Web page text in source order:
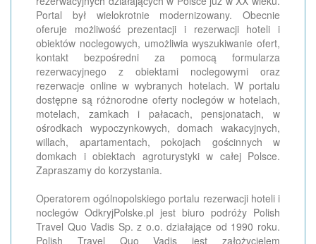
Portal był wielokrotnie modernizowany. Obecnie
oferuje możliwość prezentacji i rezerwacji hoteli i
obiektów noclegowych, umożliwia wyszukiwanie ofert,
kontakt bezpośredni za pomocą formularza
rezerwacyjnego z obiektami noclegowymi oraz
rezerwacje online w wybranych hotelach. W portalu
dostępne są różnorodne oferty noclegów w hotelach,
motelach, zamkach i pałacach, pensjonatach, w
ośrodkach wypoczynkowych, domach wakacyjnych,
willach, apartamentach, pokojach gościnnych w
domkach i obiektach agroturystyki w całej Polsce.
Zapraszamy do korzystania.
Operatorem ogólnopolskiego portalu rezerwacji hoteli i
noclegów OdkryjPolske.pl jest biuro podróży Polish
Travel Quo Vadis Sp. z o.o. działające od 1990 roku.
Polish Travel Quo Vadis jest założycielem